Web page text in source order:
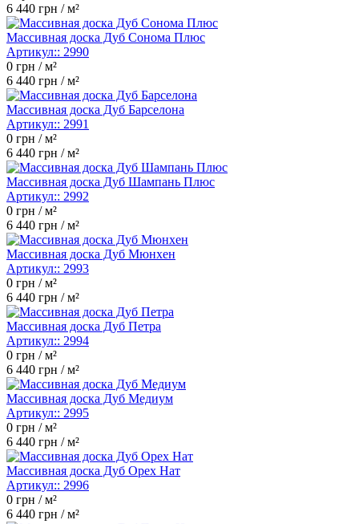
6 440 грн / м²
Массивная доска Дуб Сонома Плюс
Артикул:: 2990
0 грн / м²
6 440 грн / м²
Массивная доска Дуб Барселона
Артикул:: 2991
0 грн / м²
6 440 грн / м²
Массивная доска Дуб Шампань Плюс
Артикул:: 2992
0 грн / м²
6 440 грн / м²
Массивная доска Дуб Мюнхен
Артикул:: 2993
0 грн / м²
6 440 грн / м²
Массивная доска Дуб Петра
Артикул:: 2994
0 грн / м²
6 440 грн / м²
Массивная доска Дуб Медиум
Артикул:: 2995
0 грн / м²
6 440 грн / м²
Массивная доска Дуб Орех Нат
Артикул:: 2996
0 грн / м²
6 440 грн / м²